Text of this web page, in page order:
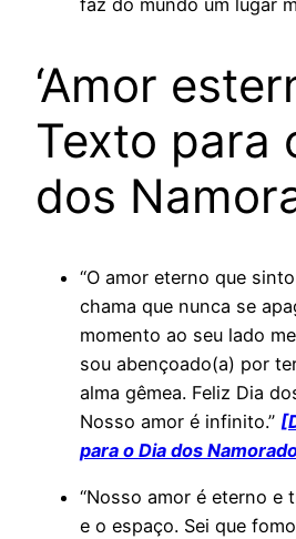
faz do mundo um lugar
‘Amor
Texto para
dos
“O amor eterno que
chama que nunca se
momento ao seu lado
sou abençoado(a) por
alma gêmea. Feliz Dia
Nosso amor é infinito.”
para o Dia dos
“Nosso amor é eterno e
e o espaço. Sei que